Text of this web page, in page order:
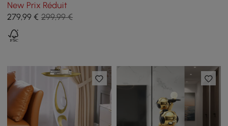
New Prix Réduit
279,99 € 299,99 €